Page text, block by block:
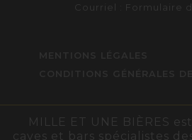
Courriel : Formulaire
MILLE ET UNE BIÈRES
caves et bars spécialistes